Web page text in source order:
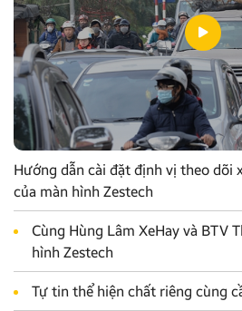
Hướng dẫn cài đặt định vị theo dõi
của màn hình Zestech
Cùng Hùng Lâm XeHay và BTV
hình Zestech
Tự tin thể hiện chất riêng cùng